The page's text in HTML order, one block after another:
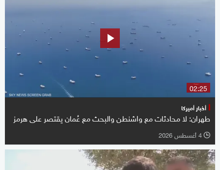
02:25
أخبار أميركا
طهران: لا محادثات مع واشنطن والبحث مع عُمان يقتصر على هرمز
l 4 أغسطس 2026